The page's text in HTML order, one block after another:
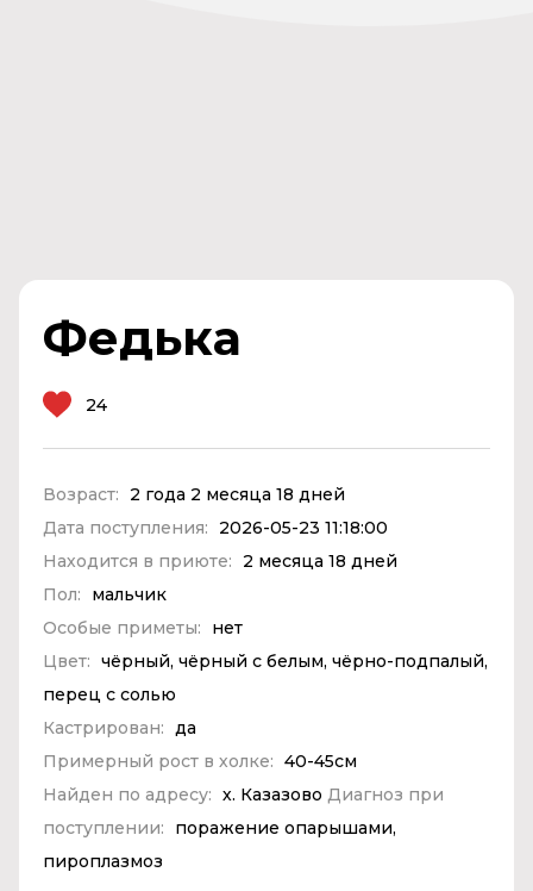
Федька
24
Возраст:
2 года 2 месяца 18 дней
Дата поступления:
2026-05-23 11:18:00
Находится в приюте:
2 месяца 18 дней
Пол:
мальчик
Особые приметы:
нет
Цвет: чёрный, чёрный с белым, чёрно-подпалый,
перец с солью
Кастрирован: да
Примерный рост в холке: 40-45см
Найден по адресу: х. Казазово Диагноз при
поступлении:
поражение опарышами,
пироплазмоз